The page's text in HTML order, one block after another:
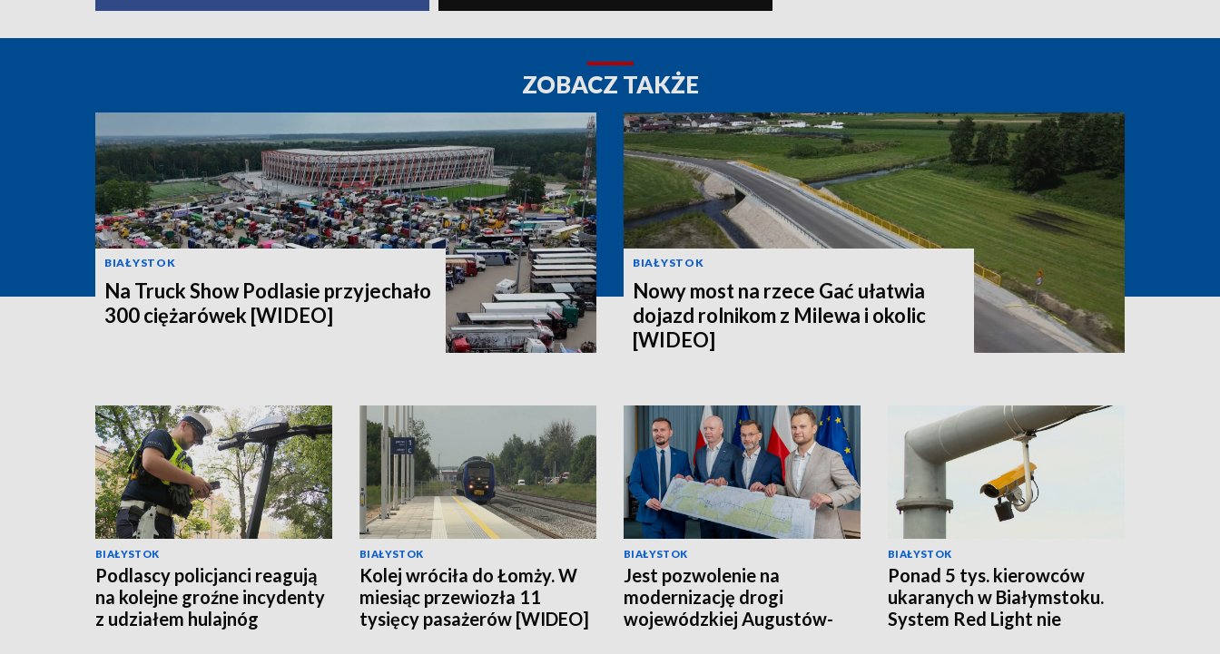
ZOBACZ TAKŻE
BIAŁYSTOK
Na Truck Show Podlasie przyjechało
300 ciężarówek [WIDEO]
BIAŁYSTOK
Nowy most na rzece Gać ułatwia
dojazd rolnikom z Milewa i okolic
[WIDEO]
BIAŁYSTOK
Podlascy policjanci reagują
na kolejne groźne incydenty
z udziałem hulajnóg
BIAŁYSTOK
Kolej wróciła do Łomży. W
miesiąc przewiozła 11
tysięcy pasażerów [WIDEO]
BIAŁYSTOK
Jest pozwolenie na
modernizację drogi
wojewódzkiej Augustów-
BIAŁYSTOK
Ponad 5 tys. kierowców
ukaranych w Białymstoku.
System Red Light nie